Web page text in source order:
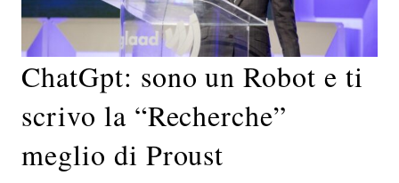
ChatGpt: sono un Robot e ti
scrivo la “Recherche”
meglio di Proust